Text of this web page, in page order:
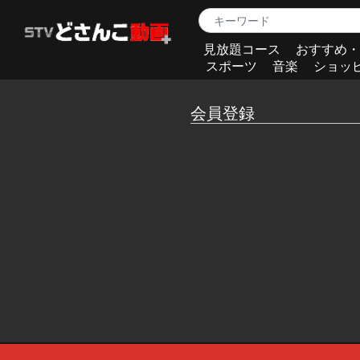
見放題コース
おすすめ
スポーツ
音楽 ショッ
会員登録